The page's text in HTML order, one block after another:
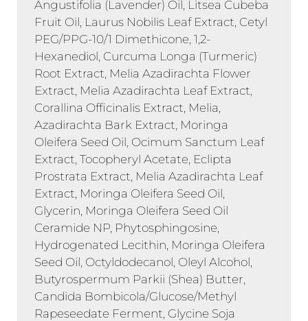
Angustifolia (Lavender) Oil, Litsea Cubeba
Fruit Oil, Laurus Nobilis Leaf Extract, Cetyl
PEG/PPG-10/1 Dimethicone, 1,2-
Hexanediol, Curcuma Longa (Turmeric)
Root Extract, Melia Azadirachta Flower
Extract, Melia Azadirachta Leaf Extract,
Corallina Officinalis Extract, Melia,
Azadirachta Bark Extract, Moringa
Oleifera Seed Oil, Ocimum Sanctum Leaf
Extract, Tocopheryl Acetate, Eclipta
Prostrata Extract, Melia Azadirachta Leaf
Extract, Moringa Oleifera Seed Oil,
Glycerin, Moringa Oleifera Seed Oil
Ceramide NP, Phytosphingosine,
Hydrogenated Lecithin, Moringa Oleifera
Seed Oil, Octyldodecanol, Oleyl Alcohol,
Butyrospermum Parkii (Shea) Butter,
Candida Bombicola/Glucose/Methyl
Rapeseedate Ferment, Glycine Soja